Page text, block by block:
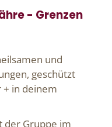
- Grenzen
und
geschützt
+ in deinem
der Gruppe im